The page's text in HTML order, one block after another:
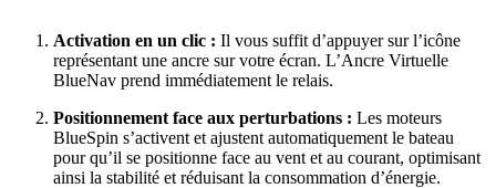
Activation en un clic : Il vous suffit d’appuyer sur l’icône
représentant une ancre sur votre écran. L’Ancre Virtuelle
BlueNav prend immédiatement le relais.
Positionnement face aux perturbations : Les moteurs
BlueSpin s’activent et ajustent automatiquement le bateau
pour qu’il se positionne face au vent et au courant, optimisant
ainsi la stabilité et réduisant la consommation d’énergie.